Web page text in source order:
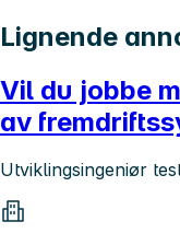
Lignende
Vil du jobbe
av
Utviklingsingeniør